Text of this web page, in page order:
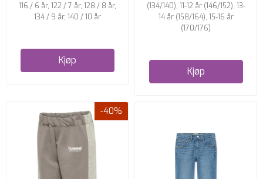
116 / 6 år, 122 / 7 år, 128 / 8 år,
134 / 9 år, 140 / 10 år
Kjøp
(134/140), 11-12 år (146/152), 13-
14 år (158/164), 15-16 år
(170/176)
Kjøp
-40%